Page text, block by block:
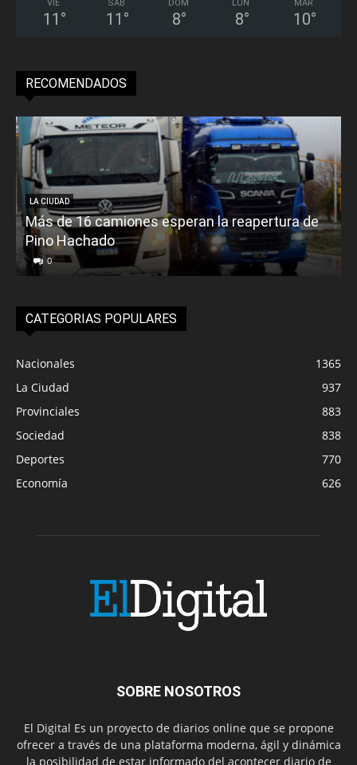
VIE
11 °
SÁB
11 °
DOM
8°
LUN
8°
MAR
10°
RECOMENDADOS
LA CIUDAD
Más de 16 camiones esperan la reapertura de
Pino Hachado
0
CATEGORIAS POPULARES
Nacionales
1365
La Ciudad
937
Provinciales
883
Sociedad
838
Deportes
770
Economía
626
SOBRE NOSOTROS
El Digital Es un proyecto de diarios online que se propone
ofrecer a través de una plataforma moderna, ágil y dinámica
la posibilidad de estar informado del acontecer diario de